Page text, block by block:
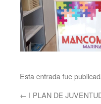
Esta entrada fue
← I PLAN DE